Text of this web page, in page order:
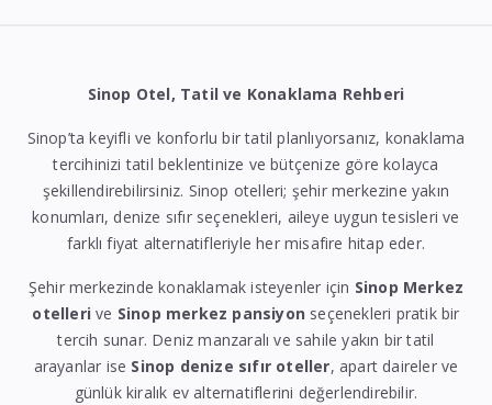
Sinop Otel, Tatil ve Konaklama Rehberi
Sinop’ta keyifli ve konforlu bir tatil planlıyorsanız, konaklama
tercihinizi tatil beklentinize ve bütçenize göre kolayca
şekillendirebilirsiniz. Sinop otelleri; şehir merkezine yakın
konumları, denize sıfır seçenekleri, aileye uygun tesisleri ve
farklı fiyat alternatifleriyle her misafire hitap eder.
Şehir merkezinde konaklamak isteyenler için Sinop Merkez
otelleri ve Sinop merkez pansiyon seçenekleri pratik bir
tercih sunar. Deniz manzaralı ve sahile yakın bir tatil
arayanlar ise Sinop denize sıfır oteller, apart daireler ve
günlük kiralık ev alternatiflerini değerlendirebilir.